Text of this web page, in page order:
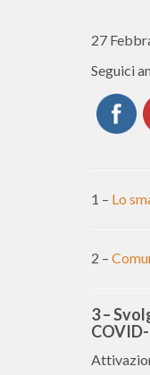
27
Seguici
1 – Lo
2 –
3 –